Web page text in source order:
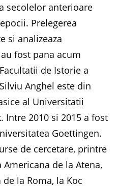
secolelor anterioare
Prelegerea
si analizeaza
fost pana acum
de Istorie a
Anghel este din
al Universitatii
Intre 2010 si 2015 a fost
Goettingen.
de cercetare, printre
de la Atena,
la Roma, la Koc